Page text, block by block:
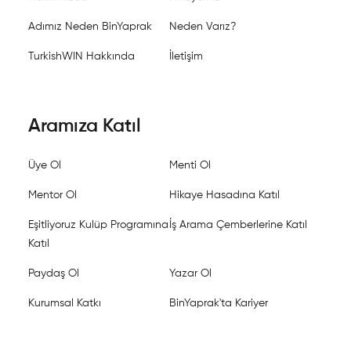
Adımız Neden BinYaprak Neden Varız?
TurkishWIN Hakkında İletişim
Aramıza Katıl
Üye Ol Menti Ol
Mentor Ol Hikaye Hasadına Katıl
Eşitliyoruz Kulüp Programına
Katıl
İş Arama Çemberlerine Katıl
Paydaş Ol Yazar Ol
Kurumsal Katkı BinYaprak'ta Kariyer